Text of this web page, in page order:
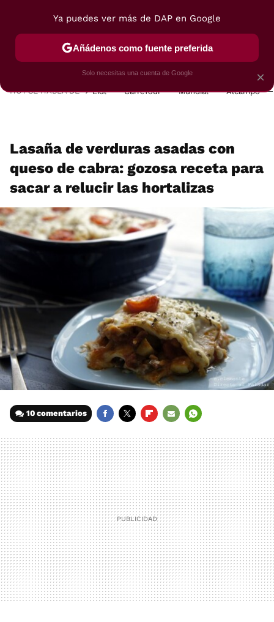
POSTRES VIAJES SELECCIÓN VEGUI
HOY SE HABLA DE Lidl Carrefour Mundial Alcampo
Lasaña de verduras asadas con
queso de cabra: gozosa receta para
sacar a relucir las hortalizas
10 comentarios
MAIL
×
Ya puedes ver más de DAP en Google
Añádenos como fuente preferida
Solo necesitas una cuenta de Google